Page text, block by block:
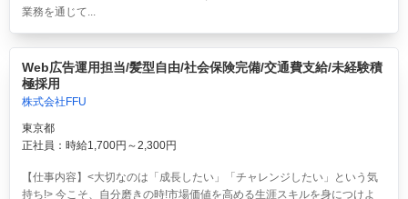
業務を通じて...
Web広告運用担当/髪型自由/社会保険完備/交通費支給/未経験積
極採用
株式会社FFU
東京都
正社員：時給1,700円～2,300円
【仕事内容】<大切なのは「成長したい」「チャレンジしたい」という気
持ち!> 今こそ、自分磨きの時!市場価値を高める生涯スキルを身につけよ